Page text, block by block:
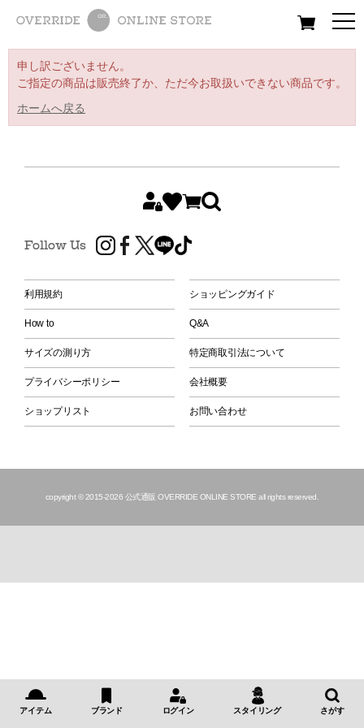
All Women Men
申し訳ございません。
ご指定の商品は販売終了か、ただ今お取扱いできない商品です。
ホームへ戻る
Follow Us
利用規約 ショッピングガイド
How to Q&A
サイズの測り方 特定商取引法について
プライバシーポリシー 会社概要
ショップリスト お問い合わせ
copyright © 2015-2026 公式通販 OVERRIDE ONLINE STORE all rights reserved.
アイテム ブランド ログイン スタイリング さがす